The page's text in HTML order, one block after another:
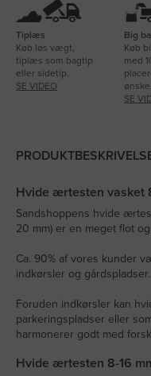
Tiplæs
Køb løs vægt,
tiplæs som bagtip
eller sidetip.
SE VIDEO
Big
Køb
med
ønske.
SE
Hvide ærtesten vasket
Sandshoppens hvide
20 mm) er en meget flot
Ca. 90% af vores kunder
indkørsler og gårdspladser.
Foruden indkørsler kan
parkeringspladser eller
harmonerer godt med
Hvide ærtesten 8-16